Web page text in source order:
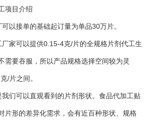
目介绍
接单的基础起订量为单品30万片。
可以提供0.15-4克/片的全规格片剂代工生
需要吞服，所以产品规格选择空间较为灵
/片之间。
可以直观看到的片剂形状。食品代加工贴
片形的差异化需求，会有近百种形状、规格